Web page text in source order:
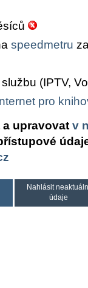
speedmetru
(IPTV,
pro
a upravovat v
Nahlásit
údaje